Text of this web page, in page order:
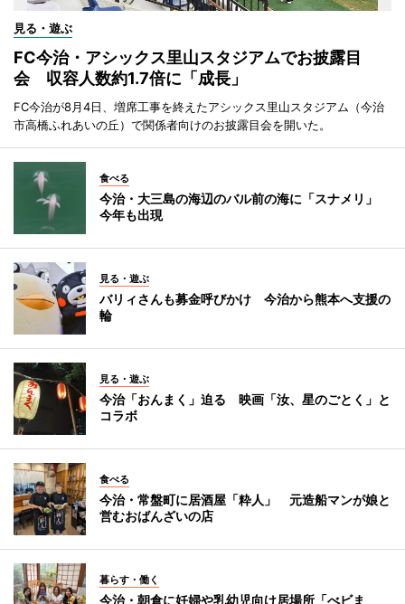
見る・遊ぶ
FC今治・アシックス里山スタジアムでお披露目
会 収容人数約1.7倍に「成長」
FC今治が8月4日、増席工事を終えたアシックス里山スタジアム（今治
市高橋ふれあいの丘）で関係者向けのお披露目会を開いた。
食べる
今治・大三島の海辺のバル前の海に「スナメリ」
今年も出現
見る・遊ぶ
バリィさんも募金呼びかけ 今治から熊本へ支援の
輪
見る・遊ぶ
今治「おんまく」迫る 映画「汝、星のごとく」と
コラボ
食べる
今治・常盤町に居酒屋「粋人」 元造船マンが娘と
営むおばんざいの店
暮らす・働く
今治・朝倉に妊婦や乳幼児向け居場所「べビま